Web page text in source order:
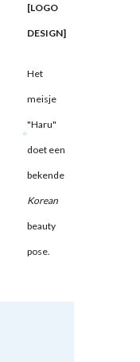
[LOGO
DESIGN]
Het
meisje
"Haru"
doet een
bekende
Korean
beauty
pose.